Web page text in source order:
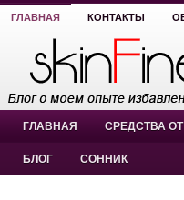
ГЛАВНАЯ КОНТАКТЫ
ГЛАВНАЯ СРЕДСТВА
БЛОГ СОННИК